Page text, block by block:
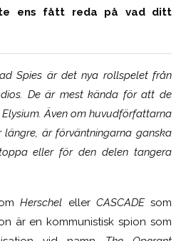
ens fått reda på vad ditt
Spies är det nya rollspelet från
De är mest kända för att de
Även om huvudförfattarna
är förväntningarna ganska
eller för den delen tangera
Herschel eller CASCADEsom
är en kommunistisk spion som